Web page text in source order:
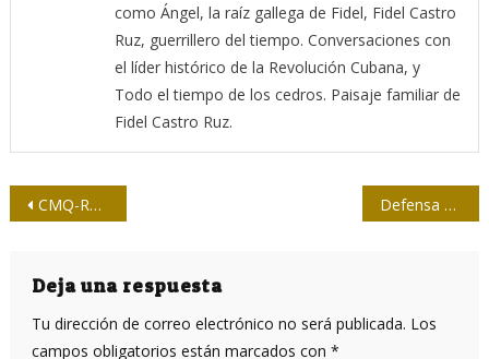
como Ángel, la raíz gallega de Fidel, Fidel Castro
Ruz, guerrillero del tiempo. Conversaciones con
el líder histórico de la Revolución Cubana, y
Todo el tiempo de los cedros. Paisaje familiar de
Fidel Castro Ruz.
Navegación
entradas
CMQ-Radio Defensa Civil cubana en España: vivencias e intercambios
Deja una respuesta
Tu dirección de correo electrónico no será publicada. Los
campos obligatorios están marcados con *